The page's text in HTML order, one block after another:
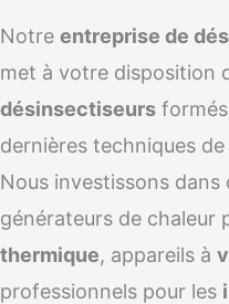
Notre entreprise de
met à votre disposition
désinsectiseurs
dernières techniques de
Nous investissons
générateurs de chaleur
thermique, appareils à
professionnels pour les